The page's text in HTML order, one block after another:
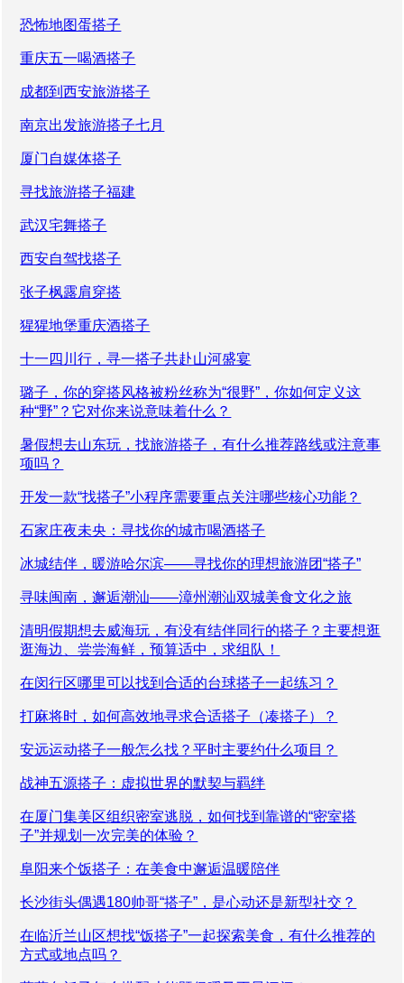
恐怖地图蛋搭子
重庆五一喝酒搭子
成都到西安旅游搭子
南京出发旅游搭子七月
厦门自媒体搭子
寻找旅游搭子福建
武汉宅舞搭子
西安自驾找搭子
张子枫露肩穿搭
猩猩地堡重庆酒搭子
十一四川行，寻一搭子共赴山河盛宴
璐子，你的穿搭风格被粉丝称为“很野”，你如何定义这
种“野”？它对你来说意味着什么？
暑假想去山东玩，找旅游搭子，有什么推荐路线或注意事
项吗？
开发一款“找搭子”小程序需要重点关注哪些核心功能？
石家庄夜未央：寻找你的城市喝酒搭子
冰城结伴，暖游哈尔滨——寻找你的理想旅游团“搭子”
寻味闽南，邂逅潮汕——漳州潮汕双城美食文化之旅
清明假期想去威海玩，有没有结伴同行的搭子？主要想逛
逛海边、尝尝海鲜，预算适中，求组队！
在闵行区哪里可以找到合适的台球搭子一起练习？
打麻将时，如何高效地寻求合适搭子（凑搭子）？
安远运动搭子一般怎么找？平时主要约什么项目？
战神五源搭子：虚拟世界的默契与羁绊
在厦门集美区组织密室逃脱，如何找到靠谱的“密室搭
子”并规划一次完美的体验？
阜阳来个饭搭子：在美食中邂逅温暖陪伴
长沙街头偶遇180帅哥“搭子”，是心动还是新型社交？
在临沂兰山区想找“饭搭子”一起探索美食，有什么推荐的
方式或地点吗？